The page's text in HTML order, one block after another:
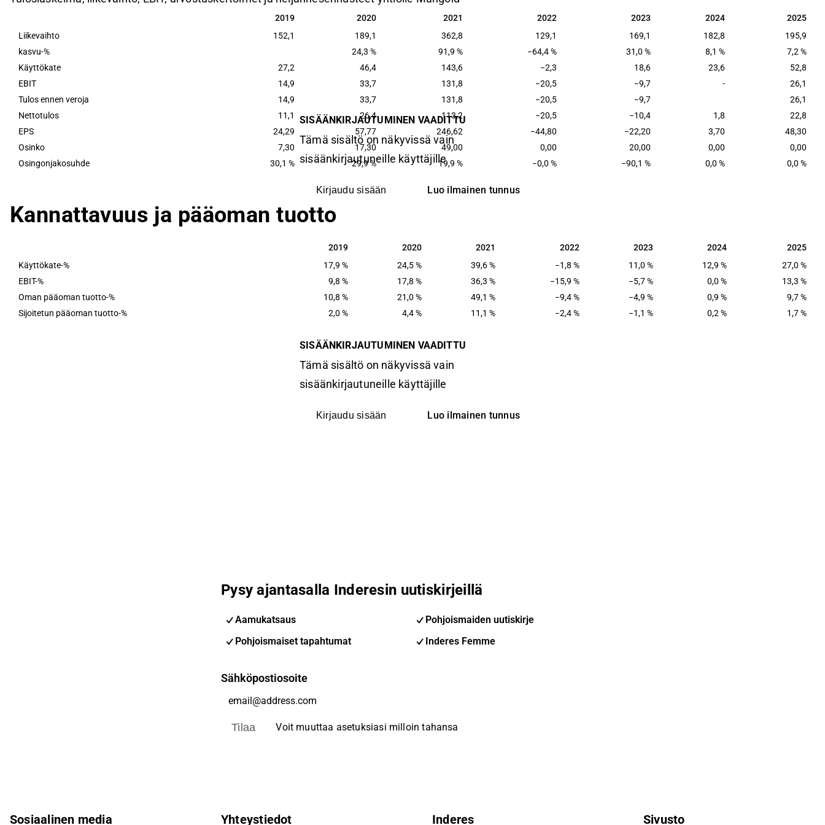
2019 2020 2021 2022 2023 2024 2025
2019 2020 2021 2022 2023 2024
2025
Liikevaihto
152,1 189,1 362,8 129,1 169,1 182,8
195,9
kasvu-%
24,3 % 91,9 % −64,4 % 31,0 % 8,1 %
7,2 %
Käyttökate
27,2 46,4 143,6 −2,3 18,6 23,6
52,8
EBIT
14,9 33,7 131,8 −20,5 −9,7 -
26,1
Tulos ennen veroja
14,9 33,7 131,8 −20,5 −9,7
26,1
Nettotulos
11,1 26,4 113,2 −20,5 −10,4 1,8
22,8
EPS
24,29 57,77 246,62 −44,80 −22,20 3,70
48,30
Osinko
7,30 17,30 49,00 0,00 20,00 0,00
0,00
Osingonjakosuhde
30,1 % 29,9 % 19,9 % −0,0 % −90,1 % 0,0 % 0,0 %
SISÄÄNKIRJAUTUMINEN VAADITTU
Tämä sisältö on näkyvissä vain
sisäänkirjautuneille käyttäjille
Kirjaudu sisään Luo ilmainen tunnus
Kannattavuus ja pääoman tuotto
2019 2020 2021 2022 2023 2024 2025
2019 2020 2021 2022 2023 2024
2025
Käyttökate-%
17,9 % 24,5 % 39,6 % −1,8 % 11,0 % 12,9 %
27,0 %
EBIT-%
9,8 % 17,8 % 36,3 % −15,9 % −5,7 % 0,0 %
13,3 %
Oman pääoman tuotto-%
10,8 % 21,0 % 49,1 % −9,4 % −4,9 % 0,9 %
9,7 %
Sijoitetun pääoman tuotto-%
2,0 % 4,4 % 11,1 % −2,4 % −1,1 % 0,2 % 1,7 %
SISÄÄNKIRJAUTUMINEN VAADITTU
Tämä sisältö on näkyvissä vain
sisäänkirjautuneille käyttäjille
Kirjaudu sisään Luo ilmainen tunnus
Pysy ajantasalla Inderesin uutiskirjeillä
Aamukatsaus
Pohjoismaiden uutiskirje
Pohjoismaiset tapahtumat
Inderes Femme
Sähköpostiosoite
Tilaa Voit muuttaa asetuksiasi milloin tahansa
Sosiaalinen media Yhteystiedot Inderes Sivusto